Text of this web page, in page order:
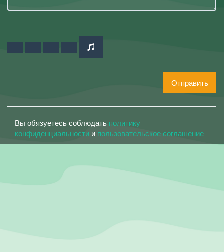
Отправить
Вы обязуетесь соблюдать политику
конфиденциальности и пользовательское соглашение